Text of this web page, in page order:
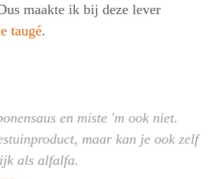
maakte ik bij deze lever
taugé.
en miste 'm ook niet.
maar kan je ook zelf
als alfalfa.